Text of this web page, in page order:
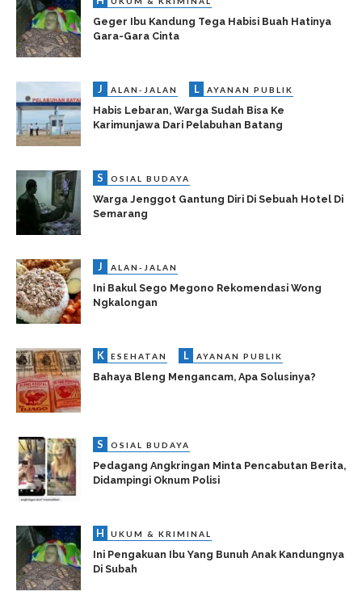
Geger Ibu Kandung Tega Habisi Buah Hatinya
Gara-Gara Cinta
J ALAN-JALAN L AYANAN PUBLIK
Habis Lebaran, Warga Sudah Bisa Ke
Karimunjawa Dari Pelabuhan Batang
S OSIAL BUDAYA
Warga Jenggot Gantung Diri Di Sebuah Hotel Di
Semarang
J ALAN-JALAN
Ini Bakul Sego Megono Rekomendasi Wong
Ngkalongan
K ESEHATAN L AYANAN PUBLIK
Bahaya Bleng Mengancam, Apa Solusinya?
S OSIAL BUDAYA
Pedagang Angkringan Minta Pencabutan Berita,
Didampingi Oknum Polisi
H UKUM & KRIMINAL
Ini Pengakuan Ibu Yang Bunuh Anak Kandungnya
Di Subah